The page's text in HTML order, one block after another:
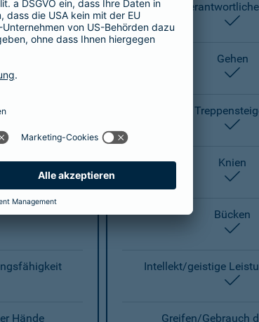
Handeln
Gehen
Knien
Bücken
Intellekt/geistige
Hände
Greifen/Gebrauch